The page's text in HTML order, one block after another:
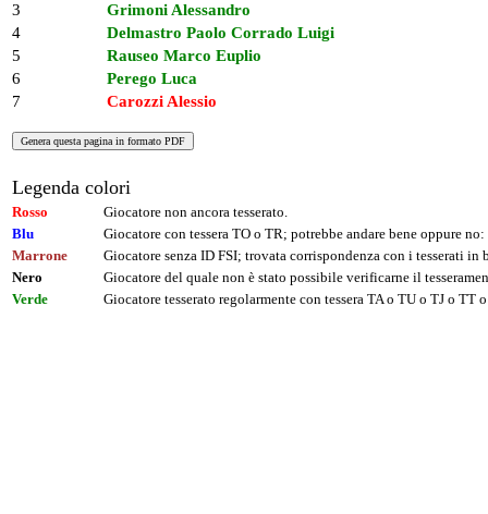
3
Grimoni Alessandro
4
Delmastro Paolo Corrado Luigi
5
Rauseo Marco Euplio
6
Perego Luca
7
Carozzi Alessio
Legenda colori
Rosso
Giocatore non ancora tesserato.
Blu
Giocatore con tessera TO o TR; potrebbe andare bene oppure
Marrone
Giocatore senza ID FSI; trovata corrispondenza con i tesserati
Nero
Giocatore del quale non è stato possibile verificarne il
Verde
Giocatore tesserato regolarmente con tessera TA o TU o TJ o TT